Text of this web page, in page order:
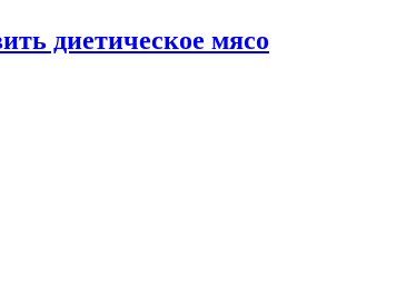
диетическое мясо